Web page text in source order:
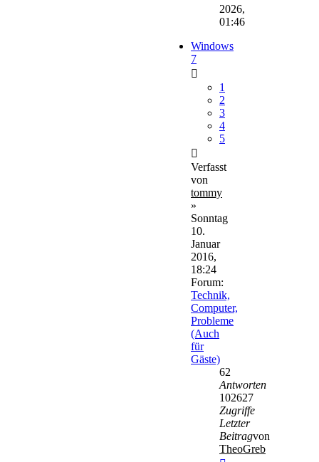
2026,
01:46
Windows
7
1
2
3
4
5
Verfasst
von
tommy
»
Sonntag
10.
Januar
2016,
18:24
Forum:
Technik,
Computer,
Probleme
(Auch
für
Gäste)
62
Antworten
102627
Zugriffe
Letzter
Beitragvon
TheoGreb